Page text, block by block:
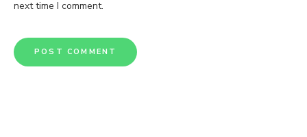
next time I comment.